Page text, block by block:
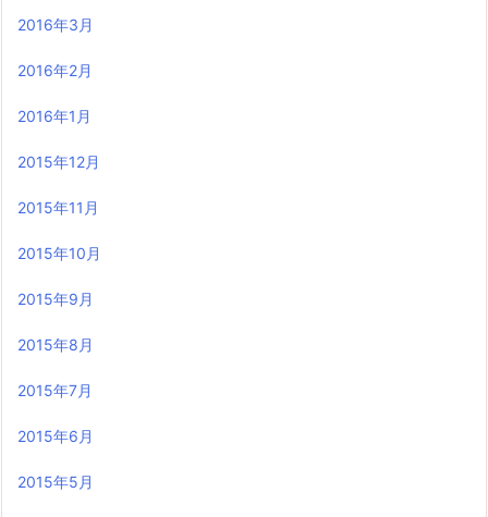
2016年3月
2016年2月
2016年1月
2015年12月
2015年11月
2015年10月
2015年9月
2015年8月
2015年7月
2015年6月
2015年5月